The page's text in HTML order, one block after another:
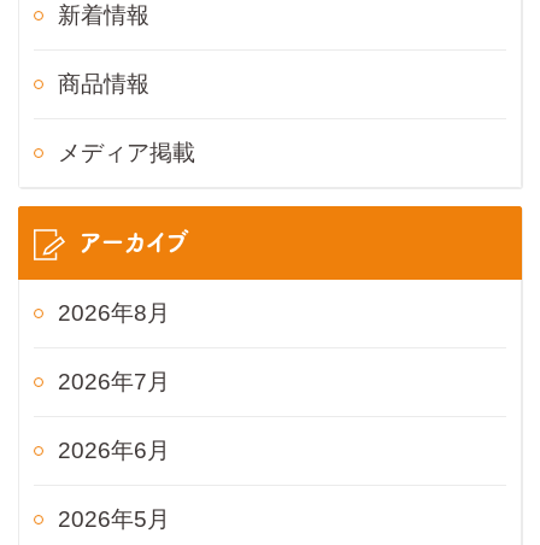
新着情報
商品情報
メディア掲載
アーカイブ
2026年8月
2026年7月
2026年6月
2026年5月